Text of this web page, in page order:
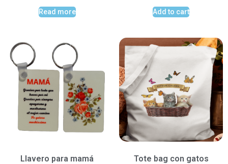
Read more Add to cart
Llavero para mamá
Tote bag con gatos